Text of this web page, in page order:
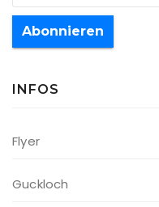
Abonnieren
INFOS
Flyer
Guckloch